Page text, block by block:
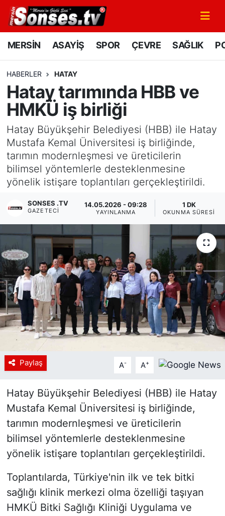
MERSİN ASAYİŞ SPOR ÇEVRE SAĞLIK
HABERLER HATAY
Hatay tarımında HBB ve
HMKÜ iş birliği
Hatay Büyükşehir Belediyesi (HBB) ile Hatay
Mustafa Kemal Üniversitesi iş birliğinde,
tarımın modernleşmesi ve üreticilerin
bilimsel yöntemlerle desteklenmesine
yönelik istişare toplantıları gerçekleştirildi.
SONSES .TV
GAZETECI
14.05.2026 - 09:28
YAYINLANMA
1 DK
OKUNMA SÜRESI
Paylaş A- A+
Hatay Büyükşehir Belediyesi (HBB) ile Hatay
Mustafa Kemal Üniversitesi iş birliğinde,
tarımın modernleşmesi ve üreticilerin
bilimsel yöntemlerle desteklenmesine
yönelik istişare toplantıları gerçekleştirildi.
Toplantılarda, Türkiye'nin ilk ve tek bitki
sağlığı klinik merkezi olma özelliği taşıyan
HMKÜ Bitki Sağlığı Kliniği Uygulama ve
MERSİN
SPOR
GÜNÜN MANŞETİ
DÜNYA
KÜLTÜR - SANAT
Siyaset
YEREL HABER
Haberde insan
Tanıtım
Mersin Nöbetçi Eczaneler
Mersin Namaz Vakitleri
Mersin Trafik Yoğunluk Haritası
Süper Lig Puan Durumu ve Fikstür
Tüm Manşetler